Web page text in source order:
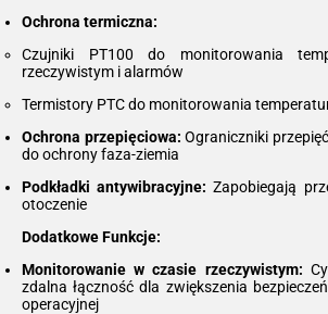
Ochrona termiczna:
Czujniki PT100 do monitorowania
rzeczywistym i alarmów
Termistory PTC do monitorowania
Ochrona przepięciowa: Ograniczniki
do ochrony faza-ziemia
Podkładki antywibracyjne: Zapobiegają
otoczenie
Dodatkowe Funkcje:
Monitorowanie w czasie rzeczywistym:
zdalna łączność dla zwiększenia
operacyjnej